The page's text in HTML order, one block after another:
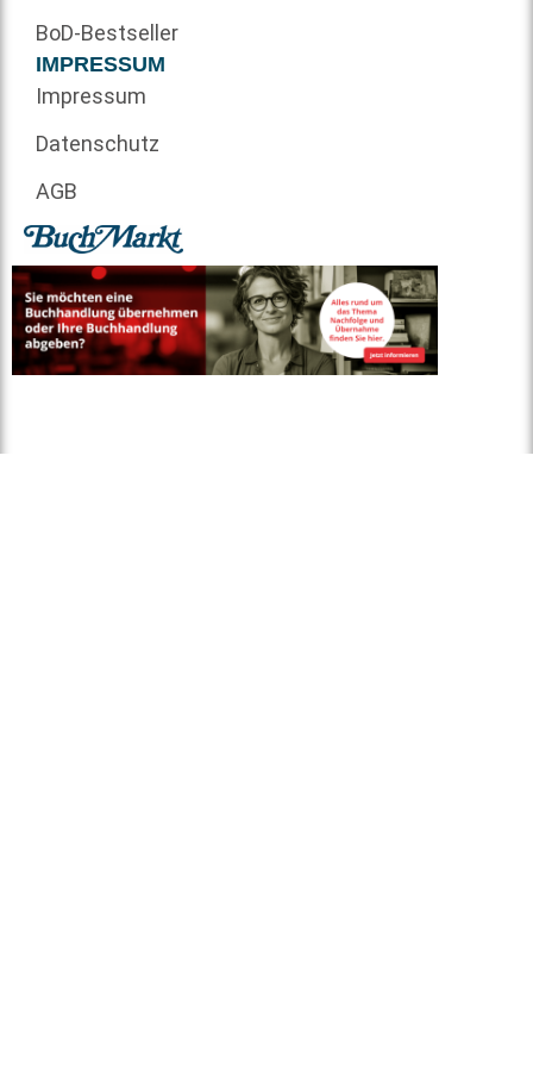
BoD-Bestseller
IMPRESSUM
Impressum
Datenschutz
AGB